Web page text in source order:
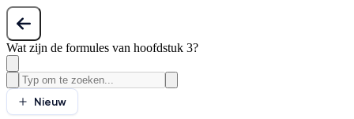
Wat zijn de formules van hoofdstuk 3?
Nieuw